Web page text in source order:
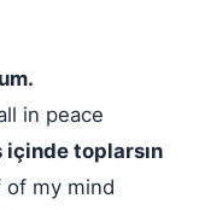
in peace
içinde toplarsın
my mind